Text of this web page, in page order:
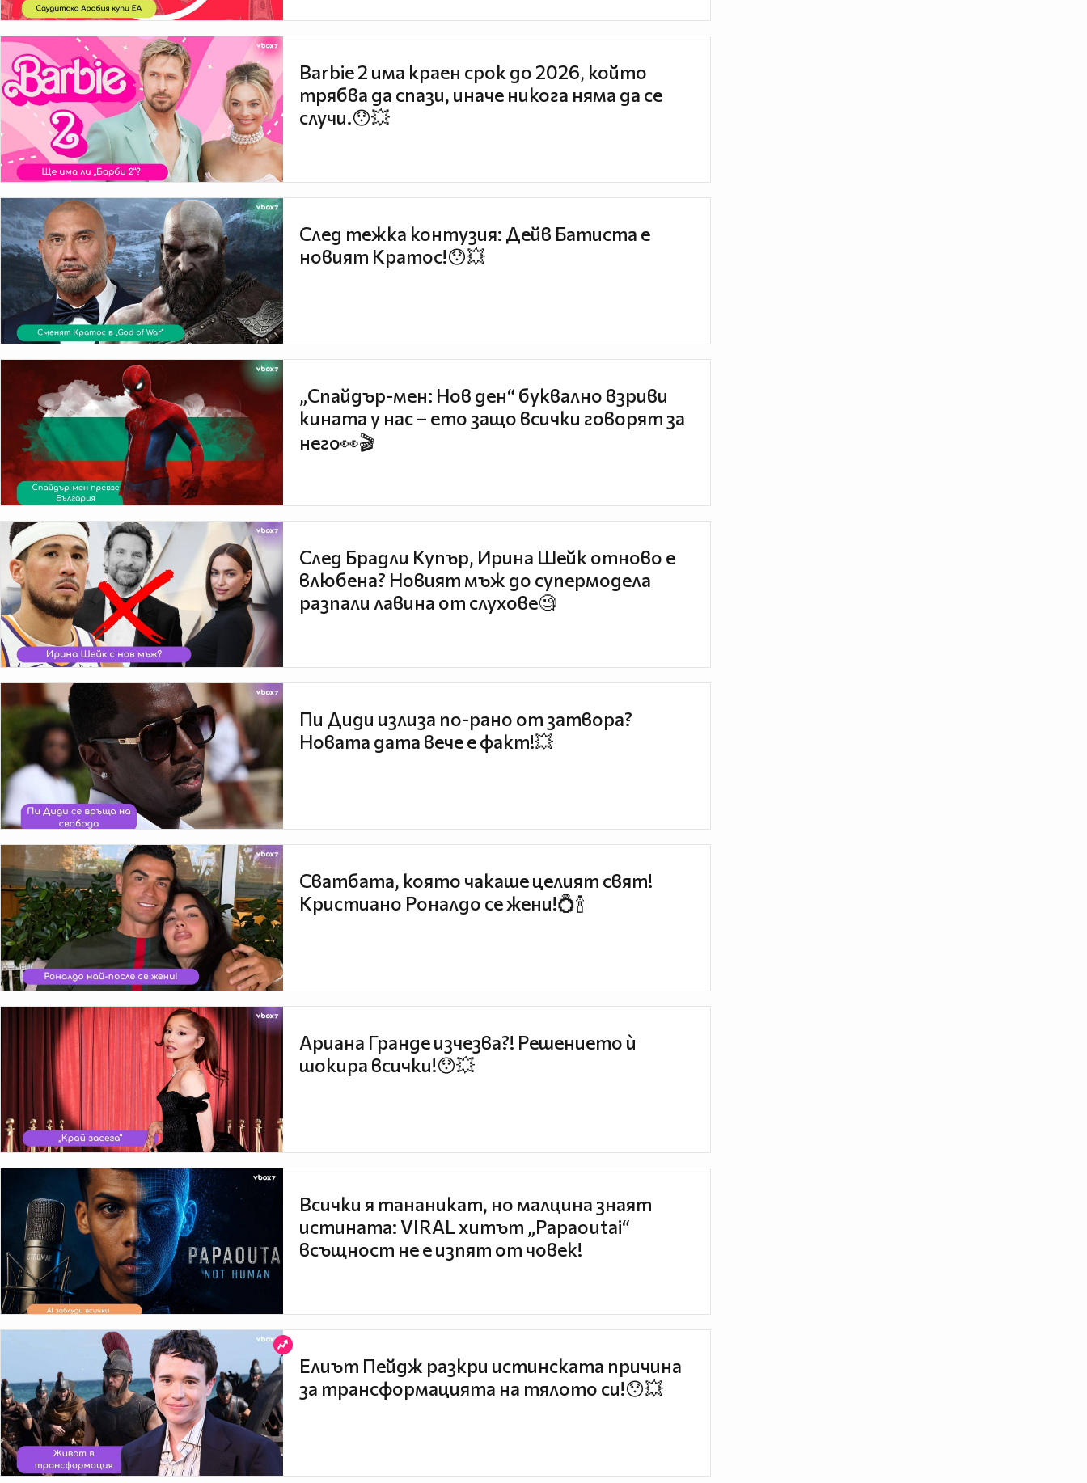
Barbie 2 има краен срок до 2026, който
трябва да спази, иначе никога няма да се
случи.😯💥
След тежка контузия: Дейв Батиста е
новият Кратос!😯💥
„Спайдър-мен: Нов ден“ буквално взриви
кината у нас – ето защо всички говорят за
него👀🎬
След Брадли Купър, Ирина Шейк отново е
влюбена? Новият мъж до супермодела
разпали лавина от слухове🧐
Пи Диди излиза по-рано от затвора?
Новата дата вече е факт!💥
Сватбата, която чакаше целият свят!
Кристиано Роналдо се жени!💍🍾
Ариана Гранде изчезва?! Решението ѝ
шокира всички!😯💥
Всички я тананикат, но малцина знаят
истината: VIRAL хитът „Papaoutai“
всъщност не е изпят от човек!
Елиът Пейдж разкри истинската причина
за трансформацията на тялото си!😯💥